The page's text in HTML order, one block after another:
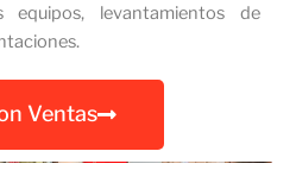
equipos, levantamientos de
Ventas